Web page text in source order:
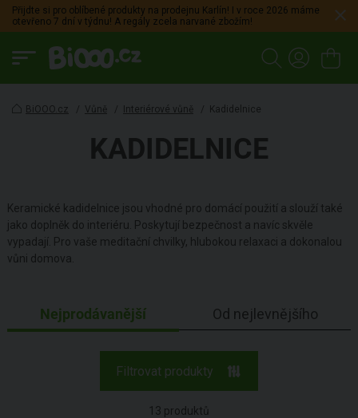
Přijdte si pro oblíbené produkty na prodejnu Karlín! I v roce 2026 máme
otevřeno 7 dní v týdnu! A regály zcela narvané zbožím!
BiOOO.cz / Vůně / Interiérové vůně / Kadidelnice
KADIDELNICE
Keramické kadidelnice jsou vhodné pro domácí použití a slouží také
jako doplněk do interiéru. Poskytují bezpečnost a navíc skvěle
vypadají. Pro vaše meditační chvilky, hlubokou relaxaci a dokonalou
vůni domova.
Nejprodávanější Od nejlevnějšího
Filtrovat produkty
13 produktů